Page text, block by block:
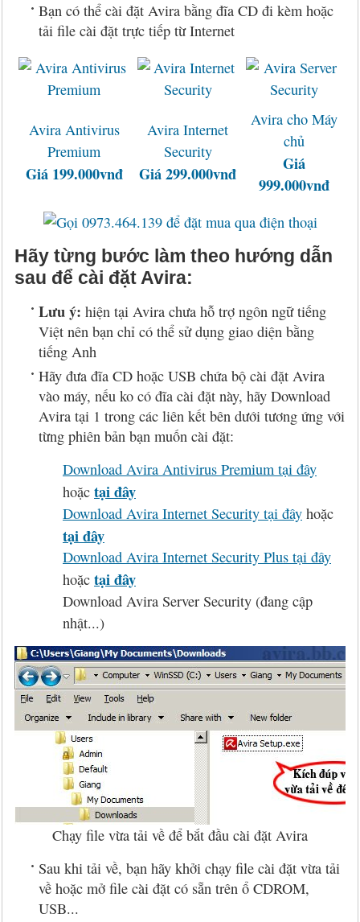
Bạn có thể cài đặt Avira bằng đĩa CD đi kèm hoặc
tải file cài đặt trực tiếp từ Internet
Avira Antivirus
Premium
Giá 199.000vnđ
Avira Internet
Security
Giá 299.000vnđ
Avira cho Máy
chủ
Giá
999.000vnđ
Hãy từng bước làm theo hướng dẫn
sau để cài đặt Avira:
Lưu ý: hiện tại Avira chưa hỗ trợ ngôn ngữ tiếng
Việt nên bạn chỉ có thể sử dụng giao diện bằng
tiếng Anh
Hãy đưa đĩa CD hoặc USB chứa bộ cài đặt Avira
vào máy, nếu ko có đĩa cài đặt này, hãy Download
Avira tại 1 trong các liên kết bên dưới tương ứng với
từng phiên bản bạn muốn cài đặt:
Download Avira Antivirus Premium tại đây
hoặc tại đây
Download Avira Internet Security tại đây hoặc
tại đây
Download Avira Internet Security Plus tại đây
hoặc tại đây
Download Avira Server Security (đang cập
nhật...)
Chạy file vừa tải về để bắt đầu cài đặt Avira
Sau khi tải về, bạn hãy khởi chạy file cài đặt vừa tải
về hoặc mở file cài đặt có sẵn trên ổ CDROM,
USB...